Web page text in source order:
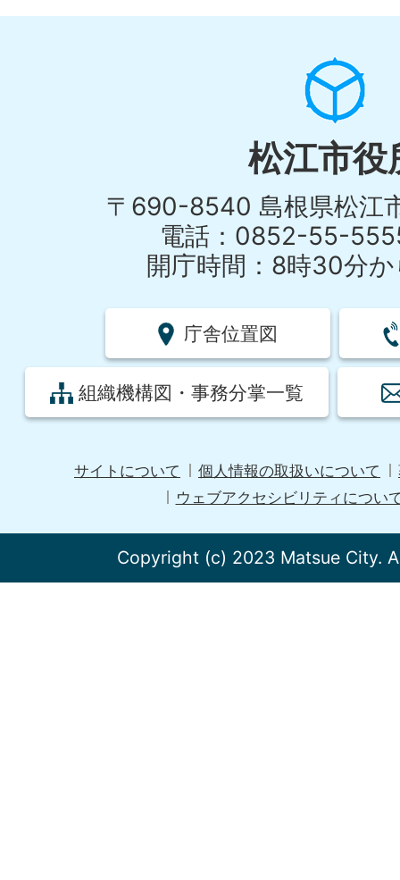
松江市役
〒690-8540 島根県松江
電話：0852-55-
開庁時間：8時30分か
庁舎位置図
組織機構図・事務分掌一覧
サイトについて 個人情報の取扱いについて
ウェブアクセシビリティについ
Copyright (c) 2023 Matsue City.